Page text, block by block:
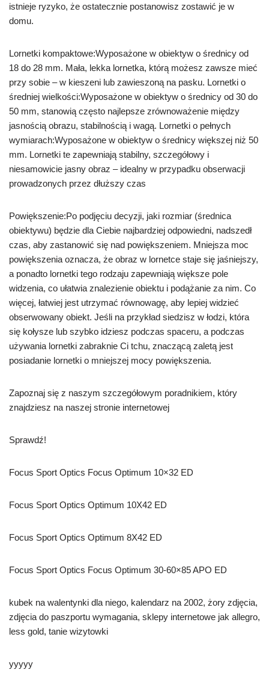
istnieje ryzyko, że ostatecznie postanowisz zostawić je w
domu.
Lornetki kompaktowe:Wyposażone w obiektyw o średnicy od
18 do 28 mm. Mała, lekka lornetka, którą możesz zawsze mieć
przy sobie – w kieszeni lub zawieszoną na pasku. Lornetki o
średniej wielkości:Wyposażone w obiektyw o średnicy od 30 do
50 mm, stanowią często najlepsze zrównoważenie między
jasnością obrazu, stabilnością i wagą. Lornetki o pełnych
wymiarach:Wyposażone w obiektyw o średnicy większej niż 50
mm. Lornetki te zapewniają stabilny, szczegółowy i
niesamowicie jasny obraz – idealny w przypadku obserwacji
prowadzonych przez dłuższy czas
Powiększenie:Po podjęciu decyzji, jaki rozmiar (średnica
obiektywu) będzie dla Ciebie najbardziej odpowiedni, nadszedł
czas, aby zastanowić się nad powiększeniem. Mniejsza moc
powiększenia oznacza, że obraz w lornetce staje się jaśniejszy,
a ponadto lornetki tego rodzaju zapewniają większe pole
widzenia, co ułatwia znalezienie obiektu i podążanie za nim. Co
więcej, łatwiej jest utrzymać równowagę, aby lepiej widzieć
obserwowany obiekt. Jeśli na przykład siedzisz w łodzi, która
się kołysze lub szybko idziesz podczas spaceru, a podczas
używania lornetki zabraknie Ci tchu, znaczącą zaletą jest
posiadanie lornetki o mniejszej mocy powiększenia.
Zapoznaj się z naszym szczegółowym poradnikiem, który
znajdziesz na naszej stronie internetowej
Sprawdź!
Focus Sport Optics Focus Optimum 10×32 ED
Focus Sport Optics Optimum 10X42 ED
Focus Sport Optics Optimum 8X42 ED
Focus Sport Optics Focus Optimum 30-60×85 APO ED
kubek na walentynki dla niego, kalendarz na 2002, żory zdjęcia,
zdjęcia do paszportu wymagania, sklepy internetowe jak allegro,
less gold, tanie wizytowki
yyyyy